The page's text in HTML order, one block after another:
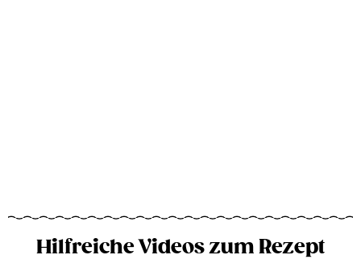
Hilfreiche Videos zum Rezept